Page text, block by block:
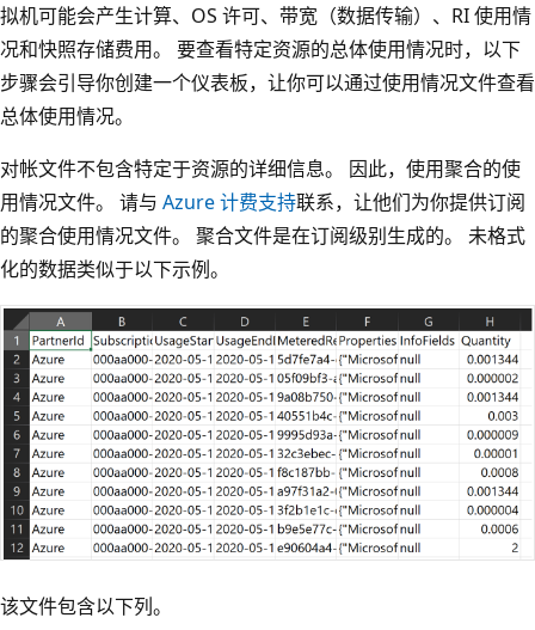
拟机可能会产生计算、OS 许可、带宽（数据传输）、RI 使用情
况和快照存储费用。 要查看特定资源的总体使用情况时，以下
步骤会引导你创建一个仪表板，让你可以通过使用情况文件查看
总体使用情况。
对帐文件不包含特定于资源的详细信息。 因此，使用聚合的使
用情况文件。 请与 Azure 计费支持联系，让他们为你提供订阅
的聚合使用情况文件。 聚合文件是在订阅级别生成的。 未格式
化的数据类似于以下示例。
该文件包含以下列。